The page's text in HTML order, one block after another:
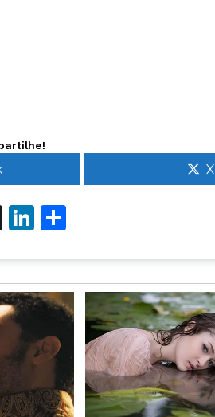
X
X LinkedIn